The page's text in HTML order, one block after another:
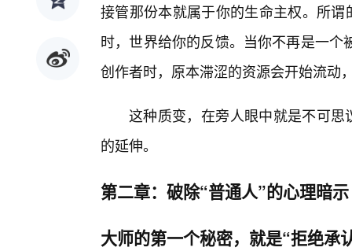
接管那份本就属于你的生命主权。所
时，世界给你的反馈。当你不再是一
创作者时，原本滞涩的资源会开始流动
这种质变，在旁人眼中就是不可思
的延伸。
第二章：破除“普通人”的心理暗示
大师的第一个秘密，就是“拒绝承